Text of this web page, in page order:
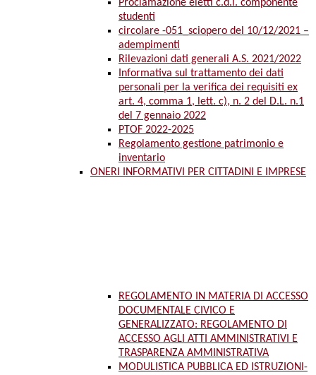
Proclamazione eletti c.d.i. componente
studenti
circolare -051_sciopero del 10/12/2021 –
adempimenti
Rilevazioni dati generali A.S. 2021/2022
Informativa sul trattamento dei dati
personali per la verifica dei requisiti ex
art. 4, comma 1, lett. c), n. 2 del D.L. n.1
del 7 gennaio 2022
PTOF 2022-2025
Regolamento gestione patrimonio e
inventario
ONERI INFORMATIVI PER CITTADINI E IMPRESE
REGOLAMENTO IN MATERIA DI ACCESSO
DOCUMENTALE CIVICO E
GENERALIZZATO: REGOLAMENTO DI
ACCESSO AGLI ATTI AMMINISTRATIVI E
TRASPARENZA AMMINISTRATIVA
MODULISTICA PUBBLICA ED ISTRUZIONI-